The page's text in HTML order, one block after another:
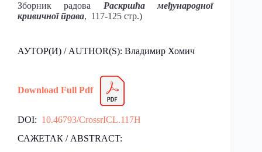
Зборник радова Раскршћа међународног
кривичног права, 117-125 стр.)
АУТОР(И) / AUTHOR(S): Владимир Хомич
Download Full Pdf
DOI: 10.46793/CrossrICL.117H
САЖЕТАК / ABSTRACT: